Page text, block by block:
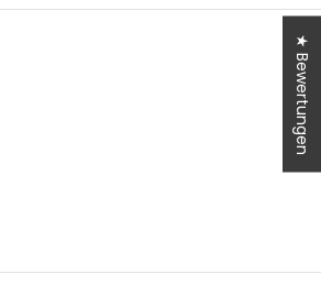
★ Bewertungen